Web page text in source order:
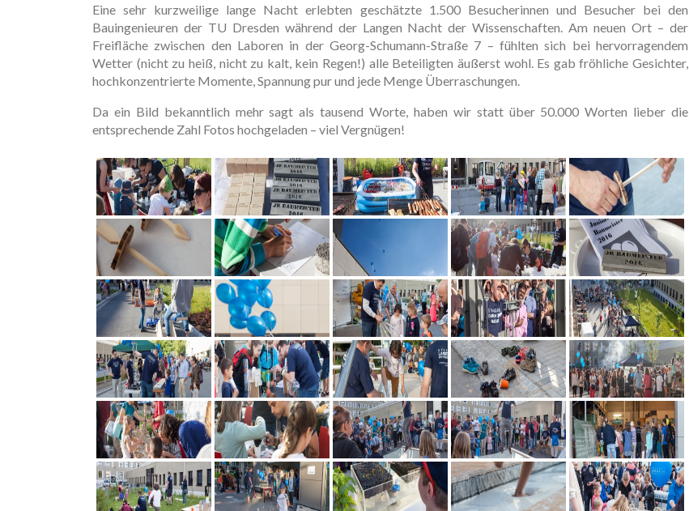
Eine sehr kurzweilige lange Nacht erlebten geschätzte 1.500 Besucherinnen und Besucher bei den
Bauingenieuren der TU Dresden während der Langen Nacht der Wissenschaften. Am neuen Ort – der
Freifläche zwischen den Laboren in der Georg-Schumann-Straße 7 – fühlten sich bei hervorragendem
Wetter (nicht zu heiß, nicht zu kalt, kein Regen!) alle Beteiligten äußerst wohl. Es gab fröhliche Gesichter,
hochkonzentrierte Momente, Spannung pur und jede Menge Überraschungen.
Da ein Bild bekanntlich mehr sagt als tausend Worte, haben wir statt über 50.000 Worten lieber die
entsprechende Zahl Fotos hochgeladen – viel Vergnügen!